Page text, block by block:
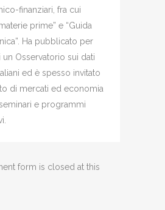
finanziari, fra cui
prime” e “Guida
Ha pubblicato per
un Osservatorio sui dati
ed è spesso invitato
di mercati ed economia
e programmi
form is closed at this